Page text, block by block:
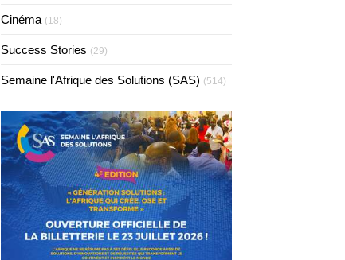
Cinéma (18)
Success Stories (29)
Semaine l'Afrique des Solutions (SAS) (514)